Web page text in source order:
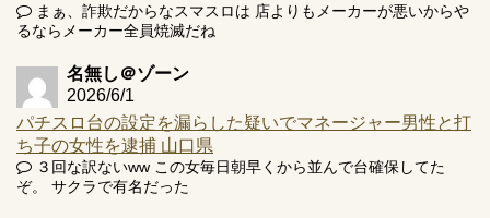
Powered by livedoor 相互RSS
まぁ、詐欺だからなスマスロは 店よりもメーカーが悪いからや
るならメーカー全員焼滅だね
名無し＠ゾーン
2026/6/1
パチスロ台の設定を漏らした疑いでマネージャー男性と打
ち子の女性を逮捕 山口県
３回な訳ないww この女毎日朝早くから並んで台確保してた
ぞ。 サクラで有名だった